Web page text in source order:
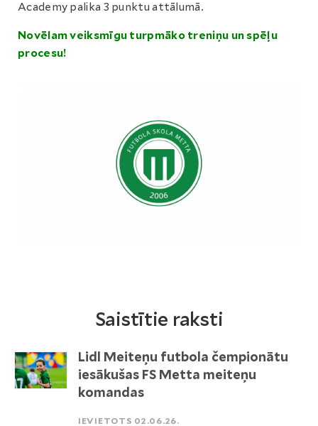
Academy palika 3 punktu attālumā.
Novēlam veiksmīgu turpmāko treniņu un spēļu
procesu!
Saistītie raksti
Lidl Meiteņu futbola čempionātu
iesākušas FS Metta meiteņu
komandas
IEVIETOTS 02.06.26.